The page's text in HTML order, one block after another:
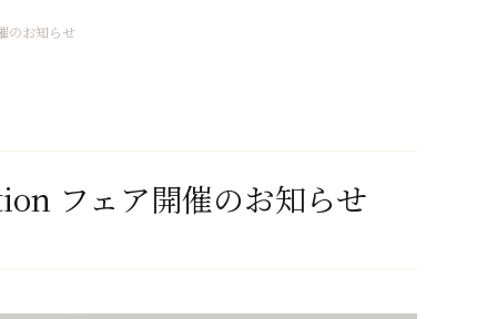
お知らせ
フェア開催のお知らせ